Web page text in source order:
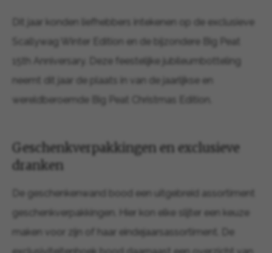
Dit jaar konden liefhebbers intekenen op de exclusieve
Scallywag Winter Edition en de bijzondere Big Peat
15th Anniversary. Deze feestelijke jubileumbotteling
neemt dit jaar de plaats in van de jaarlijkse en
wereldberoemde Big Peat Christmas Edition.
Geschenkverpakkingen en exclusieve
dranken
De geschenkenwand bood een uitgebreid assortiment
geschenkverpakkingen. Hier kon elke slijter een keuze
maken voor zijn of haar eindejaarsassortiment. De